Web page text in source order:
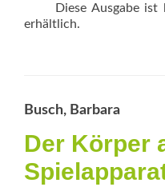
Diese Ausgabe ist
erhältlich.
Busch, Barbara
Der Körper